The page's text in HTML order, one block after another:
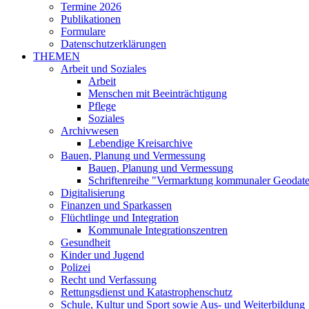
Termine 2026
Publikationen
Formulare
Datenschutzerklärungen
THEMEN
Arbeit und Soziales
Arbeit
Menschen mit Beeinträchtigung
Pflege
Soziales
Archivwesen
Lebendige Kreisarchive
Bauen, Planung und Vermessung
Bauen, Planung und Vermessung
Schriftenreihe "Vermarktung kommunaler
Digitalisierung
Finanzen und Sparkassen
Flüchtlinge und Integration
Kommunale Integrationszentren
Gesundheit
Kinder und Jugend
Polizei
Recht und Verfassung
Rettungsdienst und Katastrophenschutz
Schule, Kultur und Sport sowie Aus- und Weiterbildung